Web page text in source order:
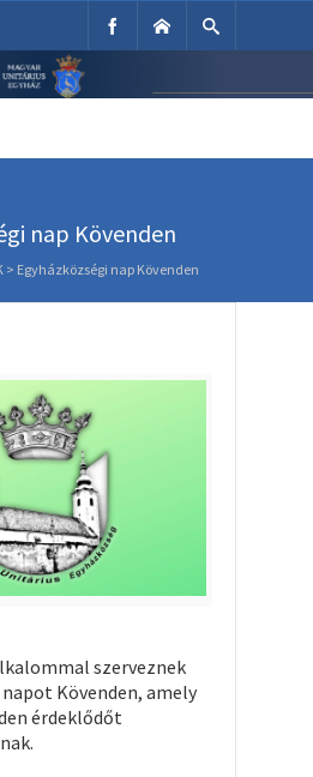
Egyház
nap Kövenden
> Egyházközségi nap Kövenden
szerveznek
Kövenden, amely
érdeklődőt